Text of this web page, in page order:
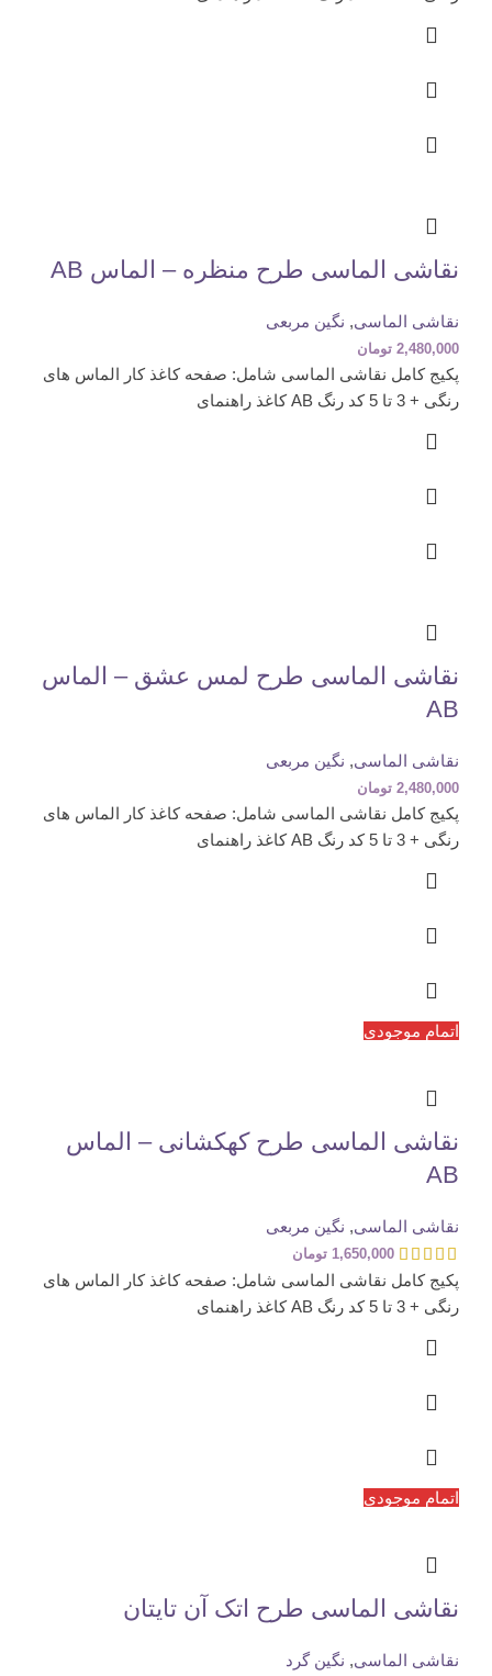
نقاشی الماسی طرح منظره – الماس AB
نقاشی الماسی, نگین مربعی
2,480,000 تومان
پکیج کامل نقاشی الماسی شامل: صفحه کاغذ کار الماس های
رنگی + 3 تا 5 کد رنگ AB کاغذ راهنمای
نقاشی الماسی طرح لمس عشق – الماس
AB
نقاشی الماسی, نگین مربعی
2,480,000 تومان
پکیج کامل نقاشی الماسی شامل: صفحه کاغذ کار الماس های
رنگی + 3 تا 5 کد رنگ AB کاغذ راهنمای
اتمام موجودی
نقاشی الماسی طرح کهکشانی – الماس
AB
نقاشی الماسی, نگین مربعی
1,650,000 تومان
پکیج کامل نقاشی الماسی شامل: صفحه کاغذ کار الماس های
رنگی + 3 تا 5 کد رنگ AB کاغذ راهنمای
اتمام موجودی
نقاشی الماسی طرح اتک آن تایتان
نقاشی الماسی, نگین گرد